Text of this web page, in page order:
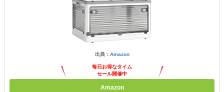
出典： Amazon
毎日お得なタイム
セール開催中
Amazon